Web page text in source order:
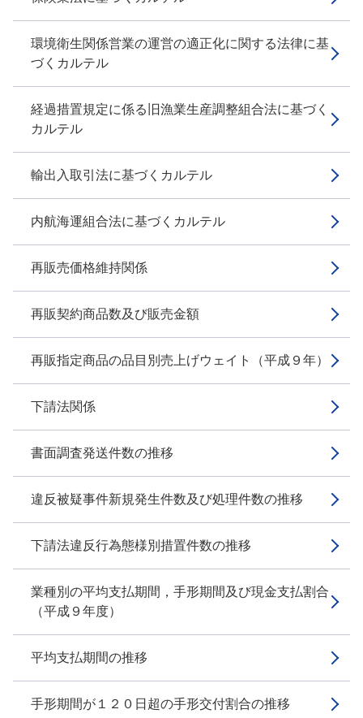
環境衛生関係営業の運営の適正化に関する法律に基
づくカルテル
経過措置規定に係る旧漁業生産調整組合法に基づく
カルテル
輸出入取引法に基づくカルテル
内航海運組合法に基づくカルテル
再販売価格維持関係
再販契約商品数及び販売金額
再販指定商品の品目別売上げウェイト（平成９年）
下請法関係
書面調査発送件数の推移
違反被疑事件新規発生件数及び処理件数の推移
下請法違反行為態様別措置件数の推移
業種別の平均支払期間，手形期間及び現金支払割合
（平成９年度）
平均支払期間の推移
手形期間が１２０日超の手形交付割合の推移